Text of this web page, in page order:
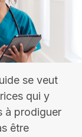
se veut
qui y
à prodiguer
être